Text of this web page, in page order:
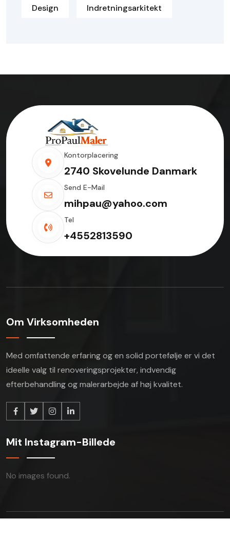
Design Indretningsarkitekt
Kontorplacering
2740 Skovelunde Danmark
Send E-Mail
mihpau@yahoo.com
Tel
+4552813590
Om Virksomheden
Med omfattende erfaring og en solid portefølje er vi det
ideelle valg til renoveringsprojekter, indvendig
efterbehandling og malerarbejde af høj kvalitet.
Mit Instagram-Billede
No images found.